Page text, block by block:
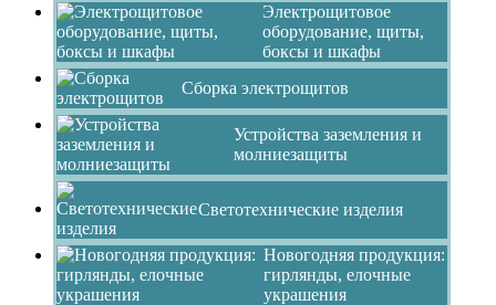
Электрощитовое
оборудование, щиты,
боксы и шкафы
Сборка электрощитов
Устройства заземления и
молниезащиты
Светотехнические изделия
Новогодняя продукция:
гирлянды, елочные
украшения